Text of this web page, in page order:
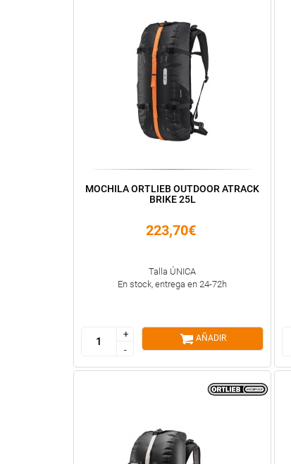
MOCHILA ORTLIEB OUTDOOR ATRACK
BRIKE 25L
223,70€
Talla ÚNICA
En stock, entrega en 24-72h
+
-
+
-
AÑADIR